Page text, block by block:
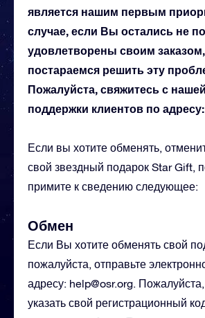
является нашим первым
случае, если Вы остались не
удовлетворены своим
постараемся решить эту
Пожалуйста, свяжитесь с
поддержки клиентов по адресу:
Если вы хотите обменять,
свой звездный подарок Star Gift,
примите к сведению следующее:
Обмен
Если Вы хотите обменять свой
пожалуйста, отправьте
адресу: help@osr.org.
указать свой регистрационный